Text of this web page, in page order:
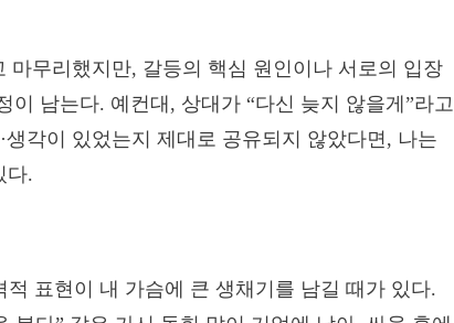
마무리했지만, 갈등의 핵심 원인이나 서로의 입장
이 남는다. 예컨대, 상대가 “다신 늦지 않을게”라고
각이 있었는지 제대로 공유되지 않았다면, 나는
다.
표현이 내 가슴에 큰 생채기를 남길 때가 있다.